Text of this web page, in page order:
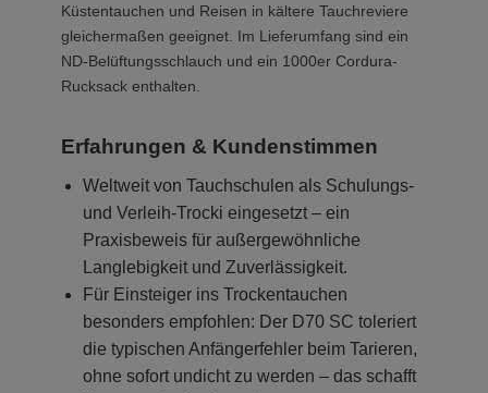
Küstentauchen und Reisen in kältere Tauchreviere
gleichermaßen geeignet. Im Lieferumfang sind ein
ND-Belüftungsschlauch und ein 1000er Cordura-
Rucksack enthalten.
Erfahrungen & Kundenstimmen
Weltweit von Tauchschulen als Schulungs-
und Verleih-Trocki eingesetzt – ein
Praxisbeweis für außergewöhnliche
Langlebigkeit und Zuverlässigkeit.
Für Einsteiger ins Trockentauchen
besonders empfohlen: Der D70 SC toleriert
die typischen Anfängerfehler beim Tarieren,
ohne sofort undicht zu werden – das schafft